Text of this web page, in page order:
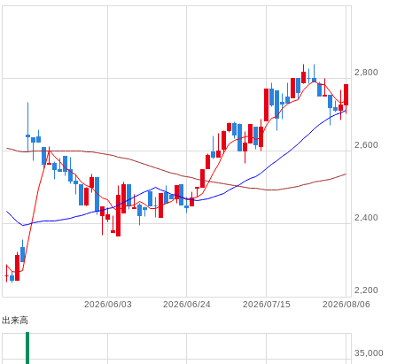
2026/08/06
2026/07/15
2026/06/24
2026/06/03
2,200
2,400
2,600
2,800
出来高
35,000